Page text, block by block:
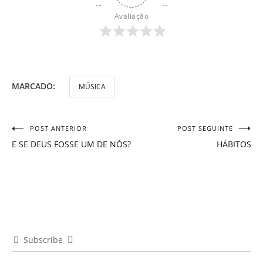
Avaliação
MARCADO: MÚSICA
Navegação
POST ANTERIOR
E SE DEUS FOSSE UM DE NÓS?
POST SEGUINTE
HÁBITOS
Subscribe